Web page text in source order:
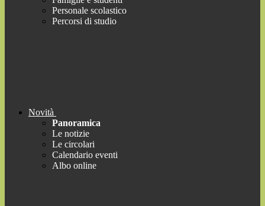
Personale scolastico
Percorsi di studio
Novità
Panoramica
Le notizie
Le circolari
Calendario eventi
Albo online